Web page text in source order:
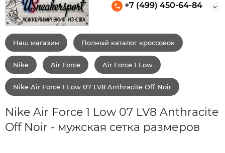
+7 (499) 450-64-84
Наш магазин Полный каталог кроссовок
Nike Air Force Air Force 1 Low
Nike Air Force 1 Low 07 LV8 Anthracite Off Noir
Nike Air Force 1 Low 07 LV8 Anthracite
Off Noir - мужская сетка размеров